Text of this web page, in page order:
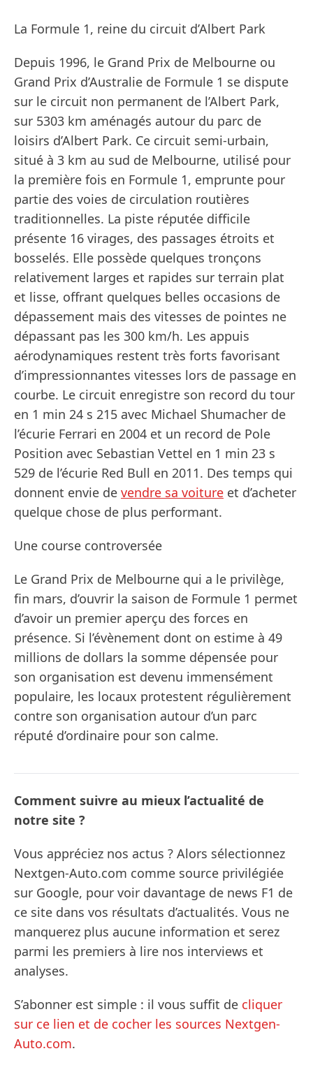
La Formule 1, reine du circuit d’Albert Park
Depuis 1996, le Grand Prix de Melbourne ou
Grand Prix d’Australie de Formule 1 se dispute
sur le circuit non permanent de l’Albert Park,
sur 5303 km aménagés autour du parc de
loisirs d’Albert Park. Ce circuit semi‐urbain,
situé à 3 km au sud de Melbourne, utilisé pour
la première fois en Formule 1, emprunte pour
partie des voies de circulation routières
traditionnelles. La piste réputée difficile
présente 16 virages, des passages étroits et
bosselés. Elle possède quelques tronçons
relativement larges et rapides sur terrain plat
et lisse, offrant quelques belles occasions de
dépassement mais des vitesses de pointes ne
dépassant pas les 300 km/h. Les appuis
aérodynamiques restent très forts favorisant
d’impressionnantes vitesses lors de passage en
courbe. Le circuit enregistre son record du tour
en 1 min 24 s 215 avec Michael Shumacher de
l’écurie Ferrari en 2004 et un record de Pole
Position avec Sebastian Vettel en 1 min 23 s
529 de l’écurie Red Bull en 2011. Des temps qui
donnent envie de vendre sa voiture et d’acheter
quelque chose de plus performant.
Une course controversée
Le Grand Prix de Melbourne qui a le privilège,
fin mars, d’ouvrir la saison de Formule 1 permet
d’avoir un premier aperçu des forces en
présence. Si l’évènement dont on estime à 49
millions de dollars la somme dépensée pour
son organisation est devenu immensément
populaire, les locaux protestent régulièrement
contre son organisation autour d’un parc
réputé d’ordinaire pour son calme.
Comment suivre au mieux l’actualité de
notre site ?
Vous appréciez nos actus ? Alors sélectionnez
Nextgen-Auto.com comme source privilégiée
sur Google, pour voir davantage de news F1 de
ce site dans vos résultats d’actualités. Vous ne
manquerez plus aucune information et serez
parmi les premiers à lire nos interviews et
analyses.
S’abonner est simple : il vous suffit de cliquer
sur ce lien et de cocher les sources Nextgen-
Auto.com.